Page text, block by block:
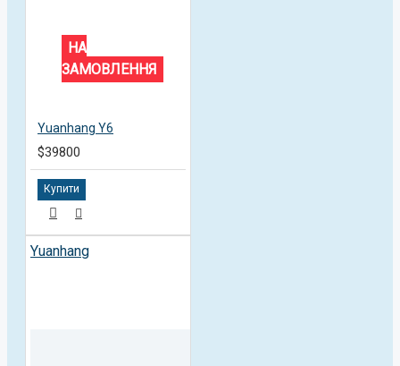
НА
ЗАМОВЛЕННЯ
Yuanhang Y6
$39800
Купити
Yuanhang